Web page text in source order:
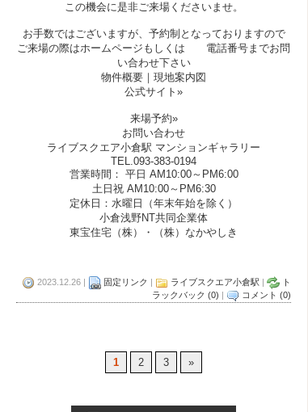
この機会に是非ご来場くださいませ。
お手数ではございますが、予約制となっておりますので
ご来場の際はホームページもしくは 電話番号までお問
い合わせ下さい
物件概要 ｜ 現地案内図
公式サイト»
来場予約»
お問い合わせ
ライブスクエア小倉駅 マンションギャラリー
TEL.093-383-0194
営業時間： 平日 AM10:00～PM6:00
土日祝 AM10:00～PM6:30
定休日：水曜日（年末年始を除く）
小倉浅野NT共同企業体
東宝住宅（株）・（株）なかやしき
2023.12.26 | 固定リンク | ライブスクエア小倉駅 |
ト
ラックバック (0) | コメント (0)
1 2 3 »